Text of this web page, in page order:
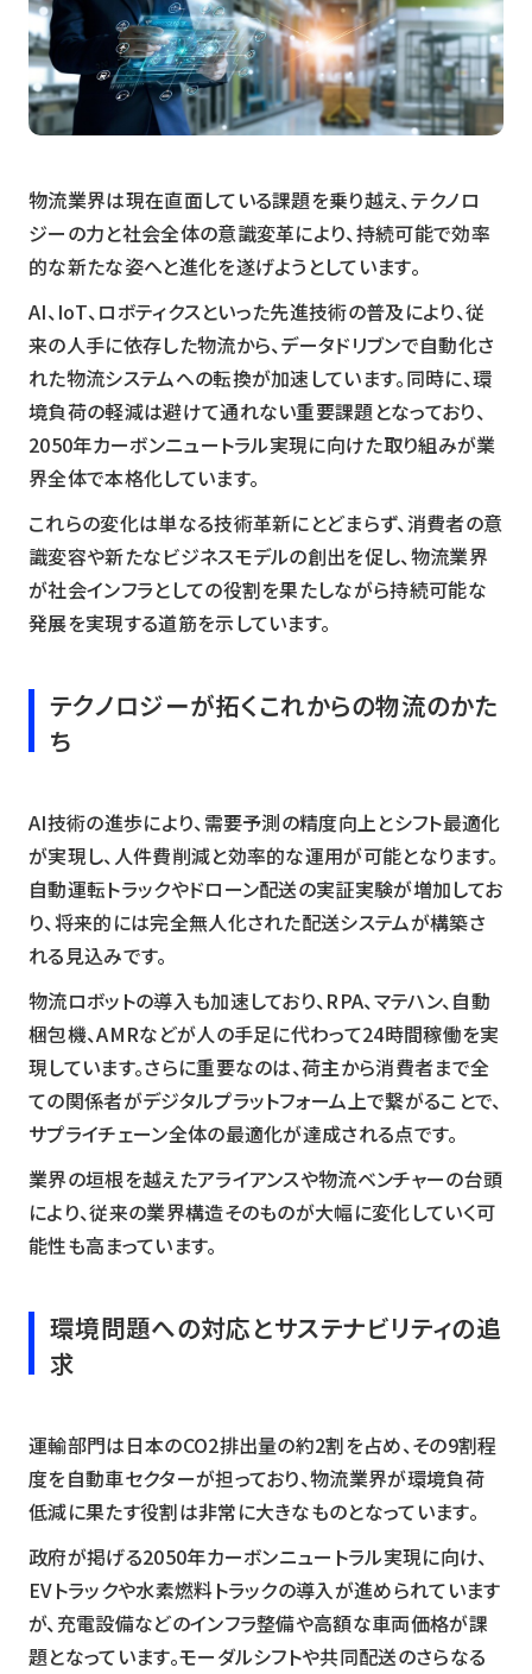
物流業界は現在直面している課題を乗り越え、テクノロ
ジーの力と社会全体の意識変革により、持続可能で効率
的な新たな姿へと進化を遂げようとしています。
AI、IoT、ロボティクスといった先進技術の普及により、従
来の人手に依存した物流から、データドリブンで自動化さ
れた物流システムへの転換が加速しています。同時に、環
境負荷の軽減は避けて通れない重要課題となっており、
2050年カーボンニュートラル実現に向けた取り組みが業
界全体で本格化しています。
これらの変化は単なる技術革新にとどまらず、消費者の意
識変容や新たなビジネスモデルの創出を促し、物流業界
が社会インフラとしての役割を果たしながら持続可能な
発展を実現する道筋を示しています。
テクノロジーが拓くこれからの物流のかた
ち
AI技術の進歩により、需要予測の精度向上とシフト最適化
が実現し、人件費削減と効率的な運用が可能となります。
自動運転トラックやドローン配送の実証実験が増加してお
り、将来的には完全無人化された配送システムが構築さ
れる見込みです。
物流ロボットの導入も加速しており、RPA、マテハン、自動
梱包機、AMRなどが人の手足に代わって24時間稼働を実
現しています。さらに重要なのは、荷主から消費者まで全
ての関係者がデジタルプラットフォーム上で繋がることで、
サプライチェーン全体の最適化が達成される点です。
業界の垣根を越えたアライアンスや物流ベンチャーの台頭
により、従来の業界構造そのものが大幅に変化していく可
能性も高まっています。
環境問題への対応とサステナビリティの追
求
運輸部門は日本のCO2排出量の約2割を占め、その9割程
度を自動車セクターが担っており、物流業界が環境負荷
低減に果たす役割は非常に大きなものとなっています。
政府が掲げる2050年カーボンニュートラル実現に向け、
EVトラックや水素燃料トラックの導入が進められています
が、充電設備などのインフラ整備や高額な車両価格が課
題となっています。モーダルシフトや共同配送のさらなる